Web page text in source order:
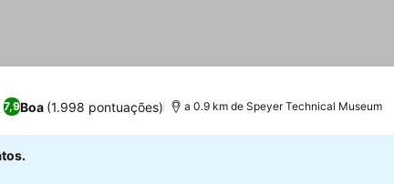
7,9Boa (1.998 pontuações) a 0.9 km de Speyer Technical Museum